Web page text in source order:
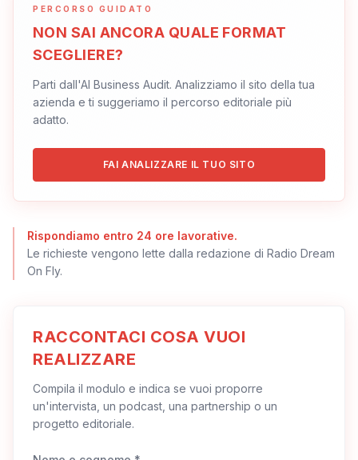
PERCORSO GUIDATO
NON SAI ANCORA QUALE FORMAT
SCEGLIERE?
Parti dall'AI Business Audit. Analizziamo il sito della tua
azienda e ti suggeriamo il percorso editoriale più
adatto.
FAI ANALIZZARE IL TUO SITO
Rispondiamo entro 24 ore lavorative.
Le richieste vengono lette dalla redazione di Radio Dream
On Fly.
RACCONTACI COSA VUOI
REALIZZARE
Compila il modulo e indica se vuoi proporre
un'intervista, un podcast, una partnership o un
progetto editoriale.